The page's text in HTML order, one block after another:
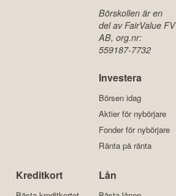
Börskollen är en
del av FairValue FV
AB, org.nr:
559187-7732
Investera
Börsen idag
Aktier för nybörjare
Fonder för nybörjare
Ränta på ränta
Kreditkort Lån